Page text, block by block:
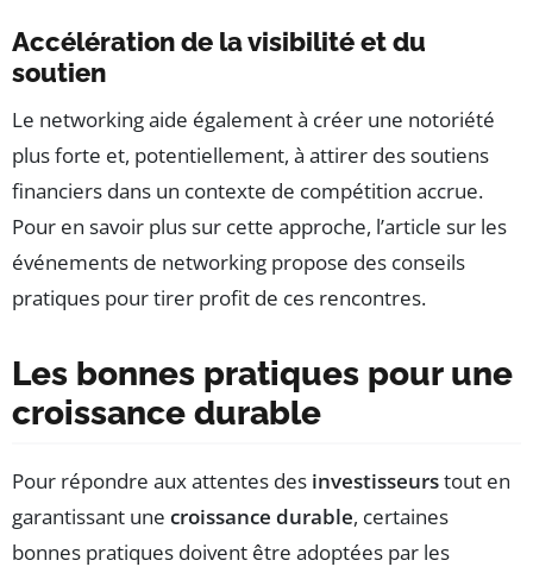
Accélération de la visibilité et du
soutien
Le networking aide également à créer une notoriété
plus forte et, potentiellement, à attirer des soutiens
financiers dans un contexte de compétition accrue.
Pour en savoir plus sur cette approche, l’article sur les
événements de networking propose des conseils
pratiques pour tirer profit de ces rencontres.
Les bonnes pratiques pour une
croissance durable
Pour répondre aux attentes des investisseurstout en
garantissant une croissance durable, certaines
bonnes pratiques doivent être adoptées par les